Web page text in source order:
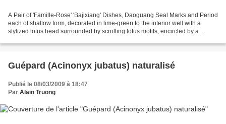
A Pair of 'Famille-Rose' 'Bajixiang' Dishes, Daoguang Seal Marks and Period
each of shallow form, decorated in lime-green to the interior well with a
stylized lotus head surrounded by scrolling lotus motifs, encircled by a
Guépard (Acinonyx jubatus) naturalisé
Publié le 08/03/2009 à 18:47
Par Alain Truong